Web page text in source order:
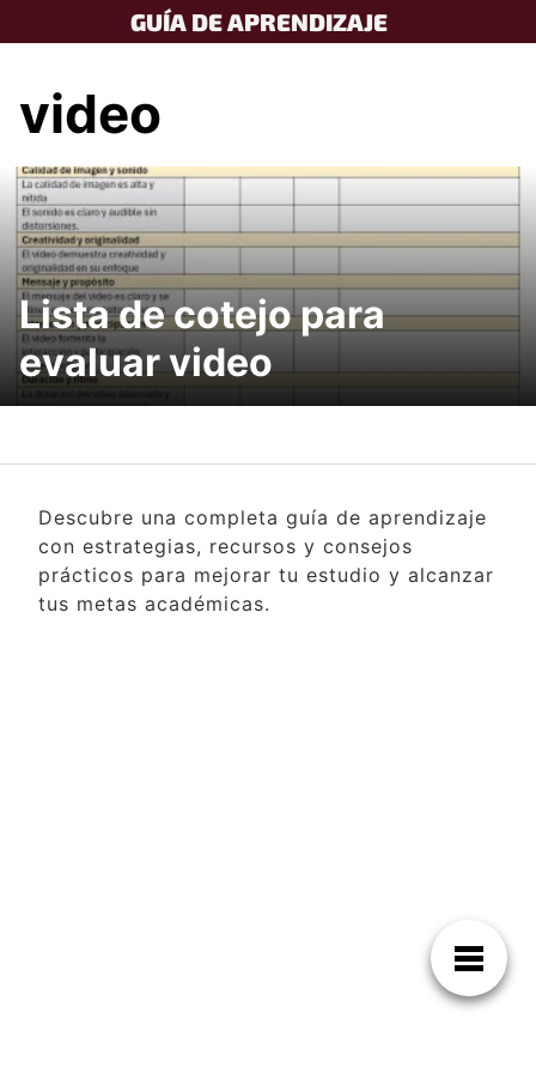
to
GUÍA DE APRENDIZAJE
video
Lista de cotejo para
evaluar video
Descubre una completa guía de aprendizaje
con estrategias, recursos y consejos
prácticos para mejorar tu estudio y alcanzar
tus metas académicas.